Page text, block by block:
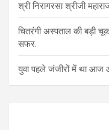
श्री निरागरसा श्रीजी
चितरंगी अस्पताल की बड़ी
सफर.
युवा पहले जंजीरों में था आज